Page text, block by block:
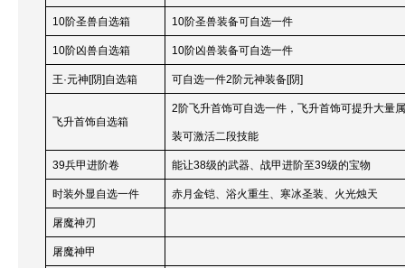
10阶圣兽自选箱 10阶圣兽装备可自选一件
10阶凶兽自选箱 10阶凶兽装备可自选一件
王·元神[阴]自选箱 可自选一件2阶元神装备[阴]
飞升首饰自选箱
2阶飞升首饰可自选一件，飞升首饰可提升大量
装可激活二段技能
39兵甲进阶卷 能让38级的武器、战甲进阶至39级的宝物
时装外显自选一件 赤月金铠、浴火重生、寒冰圣装、火光烛天
屠魔神刃
屠魔神甲